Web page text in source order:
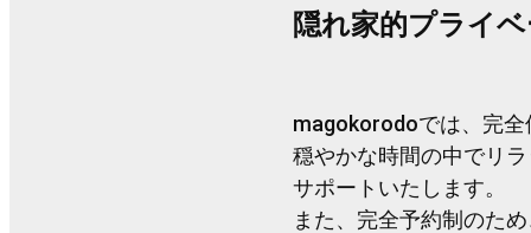
隠れ家的プライ
magokorodoでは、完全
穏やかな時間の中でリ
サポートいたします。
また、完全予約制のた